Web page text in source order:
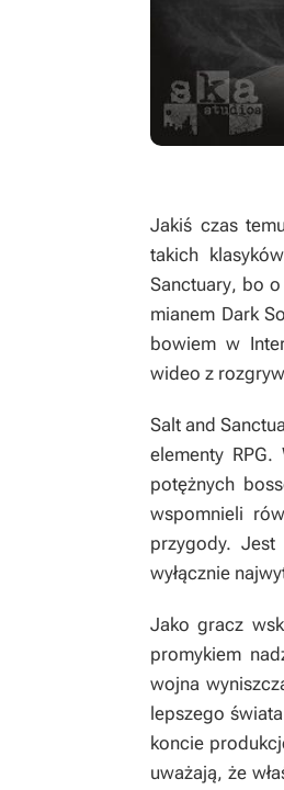
Jakiś czas
takich
Sanctuary, bo o
mianem Dark
bowiem w
wideo z
Salt and
elementy
potężnych
wspomnieli
przygody.
wyłącznie
Jako gracz
promykiem
wojna
lepszego
koncie
uważają, że